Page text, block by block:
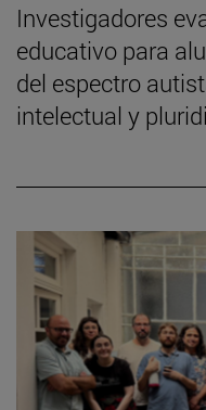
Investigadores
educativo para
del espectro
intelectual y